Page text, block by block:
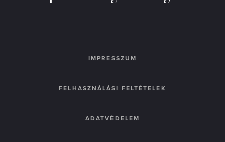
IMPRESSZUM
FELHASZNÁLÁSI FELTÉTELEK
ADATVÉDELEM